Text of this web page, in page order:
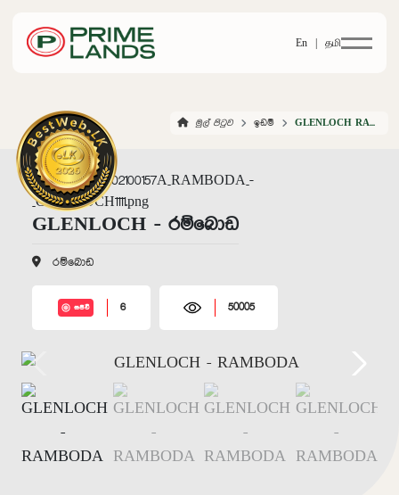
En | தமி
මුල් පිටුව ඉඩම් GLENLOCH RAMBODA
GLENLOCH - රම්බොඩ
රම්බොඩ
සජීවී 6 50005